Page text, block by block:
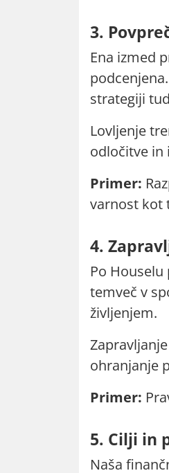
3.
Ena izmed
strategiji
Lovljenje
odločitve in
Primer:
varnost kot
4.
Po
temveč v
življenjem.
ohranjanje
Primer:
5. Cilji in
Naša